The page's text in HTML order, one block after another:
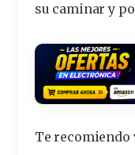
su caminar y
Te recomiendo